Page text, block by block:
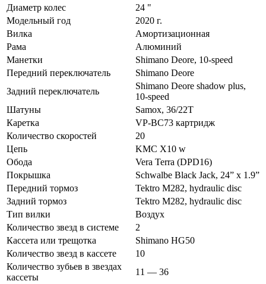
Диаметр колес
24 "
Модельный год
2020 г.
Вилка
Амортизационная
Рама
Алюминий
Манетки
Shimano Deore, 10-speed
Передний переключатель
Shimano Deore
Задний переключатель
Shimano Deore shadow plus,
10-speed
Шатуны
Samox, 36/22T
Каретка
VP-BC73 картридж
Количество скоростей
20
Цепь
KMC X10 w
Обода
Vera Terra (DPD16)
Покрышка
Schwalbe Black Jack, 24” x 1.9”
Передний тормоз
Tektro M282, hydraulic disc
Задний тормоз
Tektro M282, hydraulic disc
Тип вилки
Воздух
Количество звезд в системе
2
Кассета или трещотка
Shimano HG50
Количество звезд в кассете
10
Количество зубьев в звездах
кассеты
11 — 36